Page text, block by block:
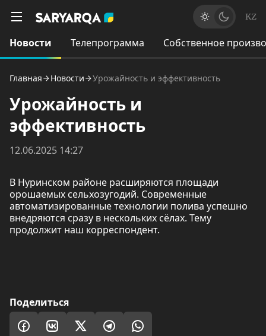
KZ
Новости Телепрограмма Собственное
Главная Новости Урожайность и эффективность
Урожайность и
эффективность
12.06.2025 14:27
В Нуринском районе расширяются площади
орошаемых сельхозугодий. Современные
автоматизированные технологии полива успешно
внедряются сразу в нескольких сёлах. Тему
продолжит наш корреспондент.
Поделиться